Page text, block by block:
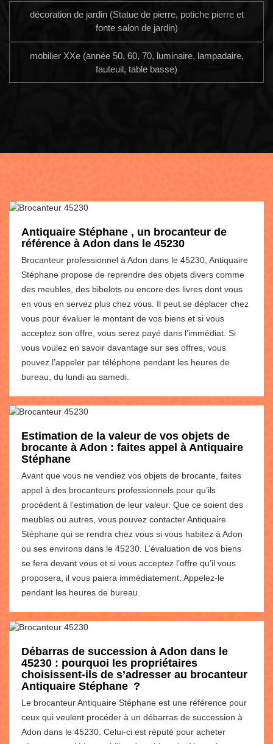
décoration de jardin (Statue de pierre, potiche pierre et
fonte salon de jardin)
mobilier XXe (année 50, 60, 70, luminaire, lampadaire,
fauteuil, table basse)
Antiquaire Stéphane , un brocanteur de
référence à Adon dans le 45230
Brocanteur professionnel à Adon dans le 45230, Antiquaire
Stéphane propose de reprendre des objets divers comme
des meubles, des bibelots ou encore des livres dont vous
en vous en servez plus chez vous. Il peut se déplacer chez
vous pour évaluer le montant de vos biens et si vous
acceptez son offre, vous serez payé dans l’immédiat. Si
vous voulez en savoir davantage sur ses offres, vous
pouvez l’appeler par téléphone pendant les heures de
bureau, du lundi au samedi.
Estimation de la valeur de vos objets de
brocante à Adon : faites appel à Antiquaire
Stéphane
Avant que vous ne vendiez vos objets de brocante, faites
appel à des brocanteurs professionnels pour qu’ils
procèdent à l’estimation de leur valeur. Que ce soient des
meubles ou autres, vous pouvez contacter Antiquaire
Stéphane qui se rendra chez vous si vous habitez à Adon
ou ses environs dans le 45230. L’évaluation de vos biens
se fera devant vous et si vous acceptez l’offre qu’il vous
proposera, il vous paiera immédiatement. Appelez-le
pendant les heures de bureau.
Débarras de succession à Adon dans le
45230 : pourquoi les propriétaires
choisissent-ils de s’adresser au brocanteur
Antiquaire Stéphane ?
Le brocanteur Antiquaire Stéphane est une référence pour
ceux qui veulent procéder à un débarras de succession à
Adon dans le 45230. Celui-ci est réputé pour acheter